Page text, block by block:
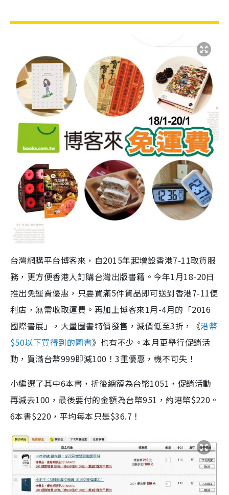
台灣網購平台博客來，自2015年起增設香港7-11取貨服
務，更方便香港人訂購台灣出版書籍。今年1月18-20日
推出免運費優惠，只要買滿5件貨品即可送到香港7-11便
利店，無需收取運費。再加上博客來1月-4月的「2016
國際書展」，大量圖書特價發售，減價低至3折，《港幣
$50以下買得到的圖書》也有不少。本月更舉行促銷活
動，買滿台幣999即減100！3重優惠，機不可失！
小編選了其中6本書，折後總額為台幣1051，促銷活動
再減去100，最後要付的金額為台幣951，約港幣$220。
6本書$220，平均每本只是$36.7！